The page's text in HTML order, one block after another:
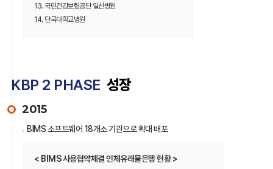
13. 국민건강보험공단 일산병원
14. 단국대학교병원
KBP 2 PHASE 성장
2015
BIMS 소프트웨어 18개소 기관으로 확대 배포
< BIMS 사용협약체결 인체유래물은행 현황 >